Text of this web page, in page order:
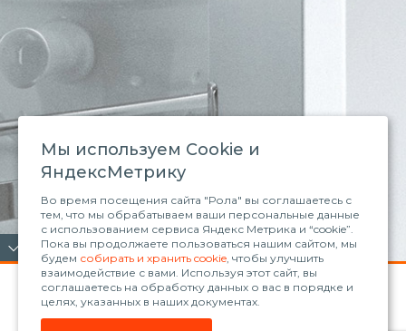
Мы используем Сookie и
ЯндексМетрику
Во время посещения сайта "Рола" вы соглашаетесь с
тем, что мы обрабатываем ваши персональные данные
с использованием сервиса Яндекс Метрика и “cookie”.
Пока вы продолжаете пользоваться нашим сайтом, мы
будем собирать и хранить cookie, чтобы улучшить
взаимодействие с вами. Используя этот сайт, вы
соглашаетесь на обработку данных о вас в порядке и
целях, указанных в наших документах.